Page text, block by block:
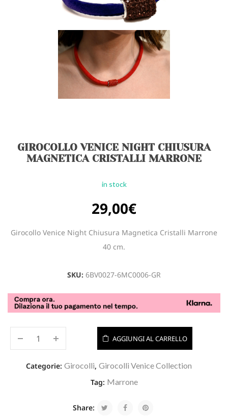
GIROCOLLO VENICE NIGHT CHIUSURA
MAGNETICA CRISTALLI MARRONE
in stock
29,00€
Girocollo Venice Night Chiusura Magnetica Cristalli Marrone
40 cm.
SKU: 6BV0027-6MC0006-GR
AGGIUNGI AL CARRELLO
Categorie: Girocolli, Girocolli Venice Collection
Tag: Marrone
Share: